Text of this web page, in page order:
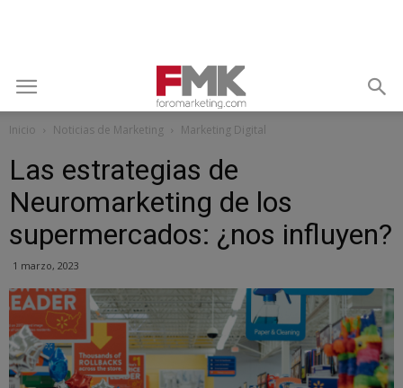
Inicio Noticias de Marketing Marketing Digital
Las estrategias de
Neuromarketing de los
supermercados: ¿nos influyen?
1 marzo, 2023